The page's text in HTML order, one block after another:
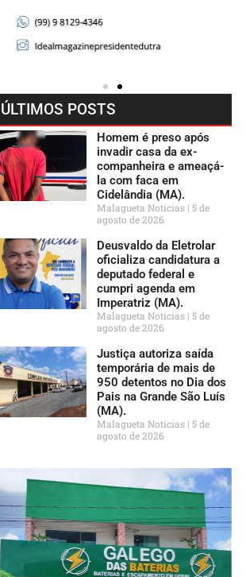
ÚLTIMOS POSTS
Homem é preso após
invadir casa da ex-
companheira e ameaçá-
la com faca em
Cidelândia (MA).
Malagueta Notícias 5 de
agosto de 2026
Deusvaldo da Eletrolar
oficializa candidatura a
deputado federal e
cumpri agenda em
Imperatriz (MA).
Malagueta Notícias 5 de
agosto de 2026
Justiça autoriza saída
temporária de mais de
950 detentos no Dia dos
Pais na Grande São Luís
(MA).
Malagueta Notícias 5 de
agosto de 2026